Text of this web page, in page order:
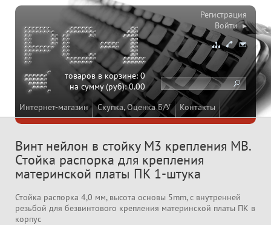
Интернет-магазин Скупка, Оценка Б/У Контакты
товаров в корзине:0
на сумму (руб):0.00
Регистрация
Войти ▸
Винт нейлон в стойку M3 крепления MB.
Стойка распорка для крепления
материнской платы ПК 1-штука
Стойка распорка 4,0 мм, высота основы 5mm, с внутренней
резьбой для безвинтового крепления материнской платы ПК в
корпус